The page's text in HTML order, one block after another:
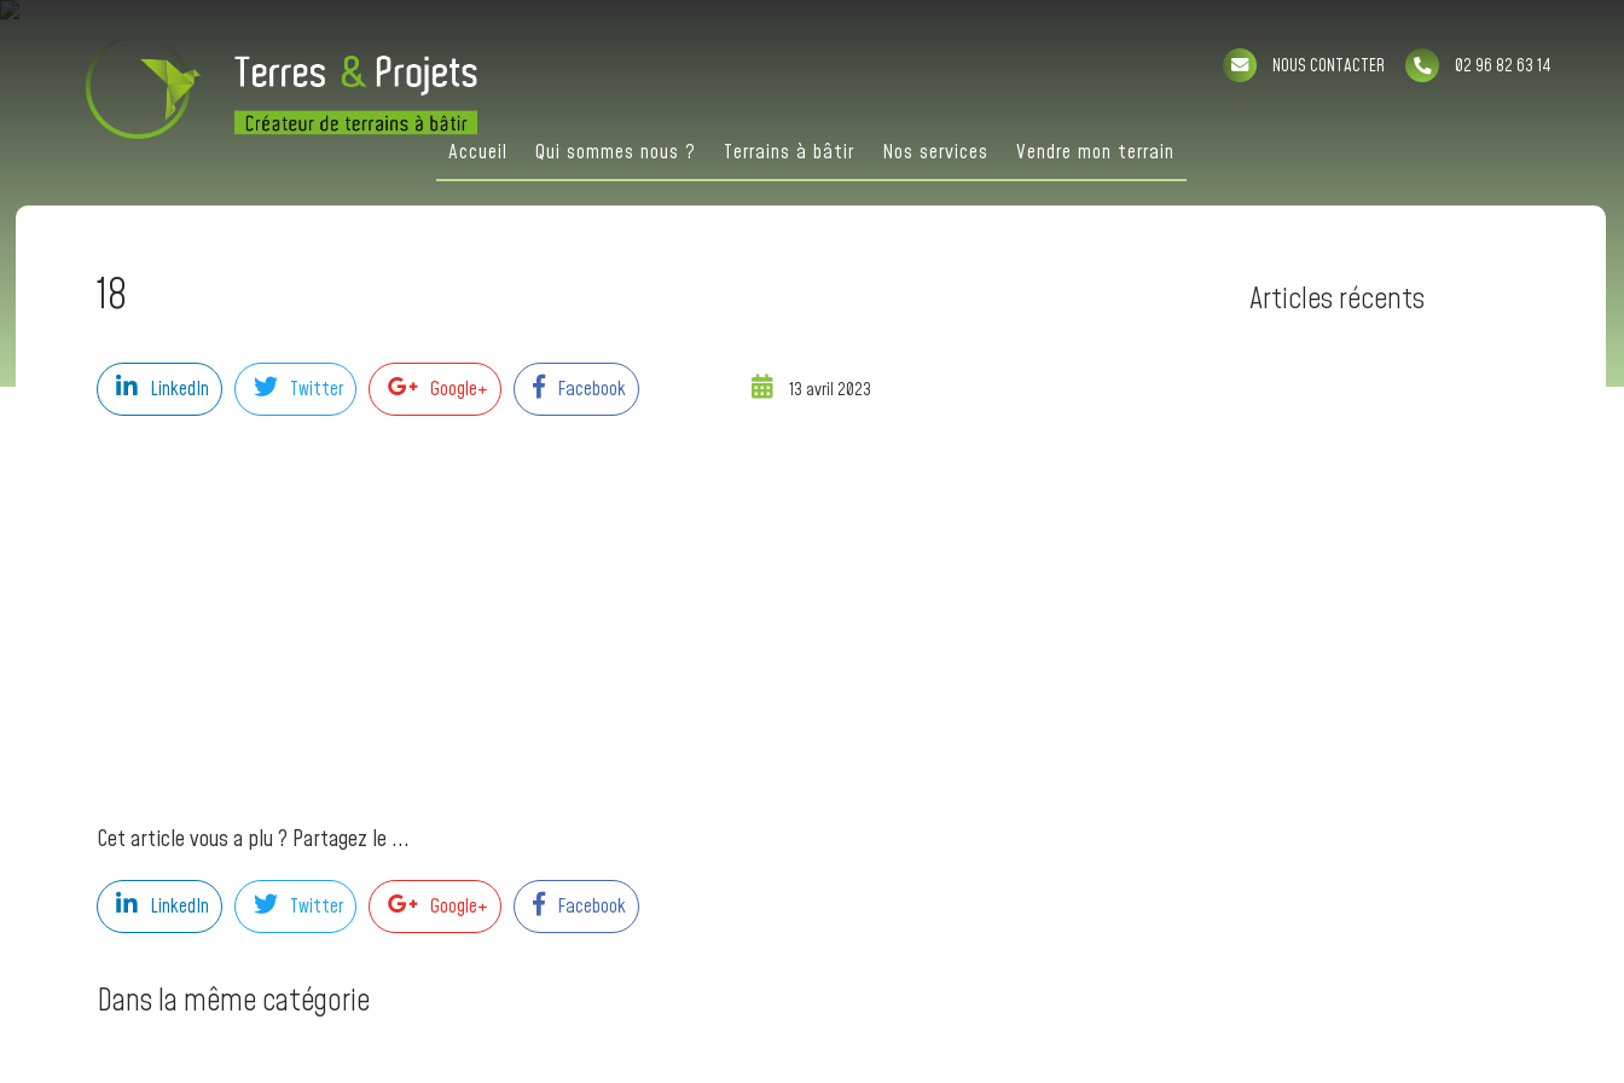
NOUS CONTACTER 02 96 82 63 14
Accueil Qui sommes nous ? Terrains à bâtir Nos services Vendre mon terrain
18
LinkedIn Twitter Google+ Facebook 13 avril 2023
Cet article vous a plu ? Partagez le ...
LinkedIn Twitter Google+ Facebook
Dans la même catégorie
Articles récents